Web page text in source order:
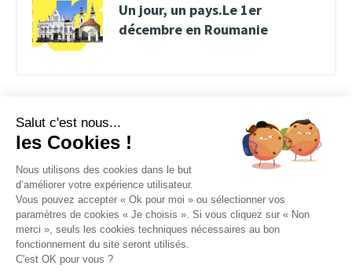
Un jour, un pays.Le 1er
décembre en Roumanie
FACEBOOK INSTAGRAM YOUTUBE
LINKEDIN
Salut c'est nous...
les Cookies !
Nous utilisons des cookies dans le but
d’améliorer votre expérience utilisateur.
Vous pouvez accepter « Ok pour moi » ou sélectionner vos
paramètres de cookies « Je choisis ». Si vous cliquez sur « Non
merci », seuls les cookies techniques nécessaires au bon
fonctionnement du site seront utilisés.
C'est OK pour vous ?